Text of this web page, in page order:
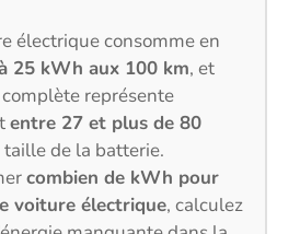
électrique consomme en
25 kWh aux 100 km, et
représente
entre 27 et plus de 80
taille de la batterie.
combien de kWh pour
voiture électrique, calculez